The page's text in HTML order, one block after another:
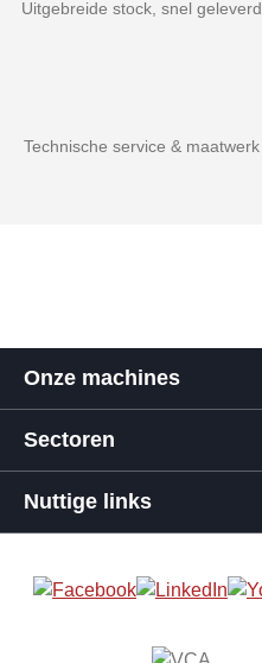
Uitgebreide stock, snel geleverd
Technische service & maatwerk
Onze machines
Sectoren
Nuttige links